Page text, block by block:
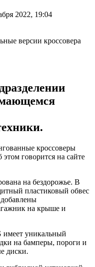
2022, 19:04
кроссоверы
говорится на сайте
на бездорожье. В
пластиковый обвес
на крыше и
имеет уникальный
на бамперы, пороги и
диски.